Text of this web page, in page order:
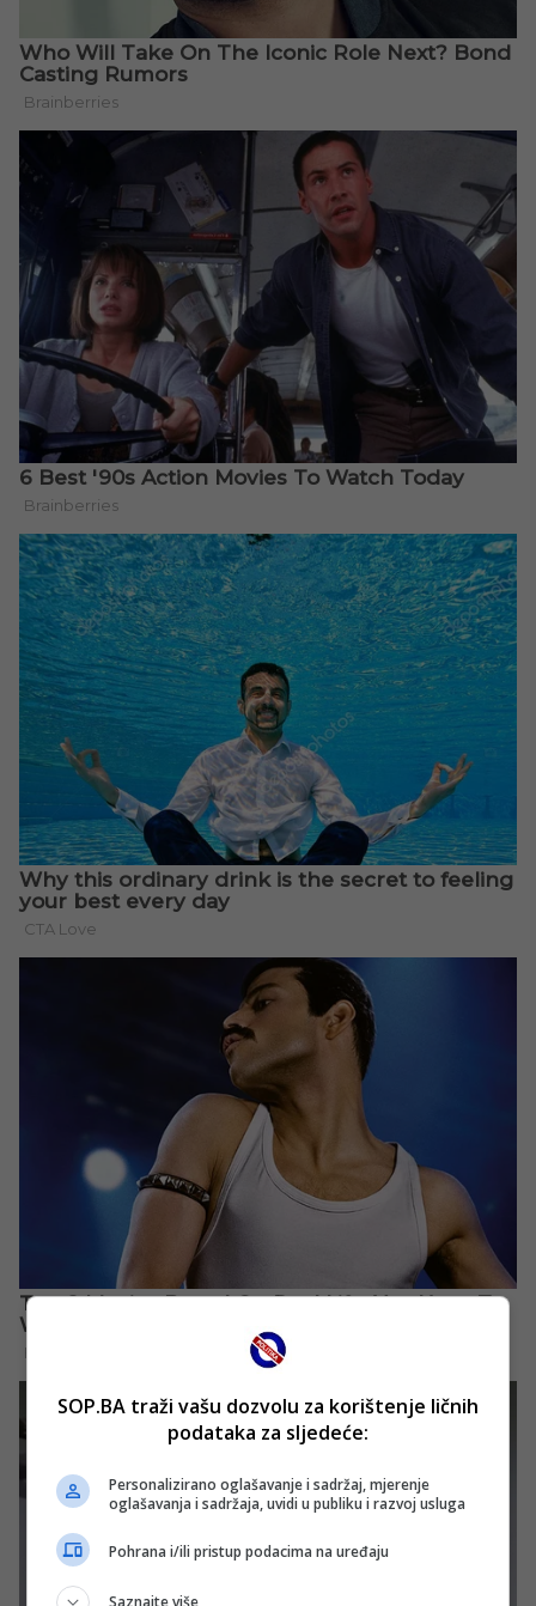
SOP.BA traži vašu dozvolu za korištenje ličnih
podataka za sljedeće:
Personalizirano oglašavanje i sadržaj, mjerenje
oglašavanja i sadržaja, uvidi u publiku i razvoj usluga
Pohrana i/ili pristup podacima na uređaju
Saznajte više